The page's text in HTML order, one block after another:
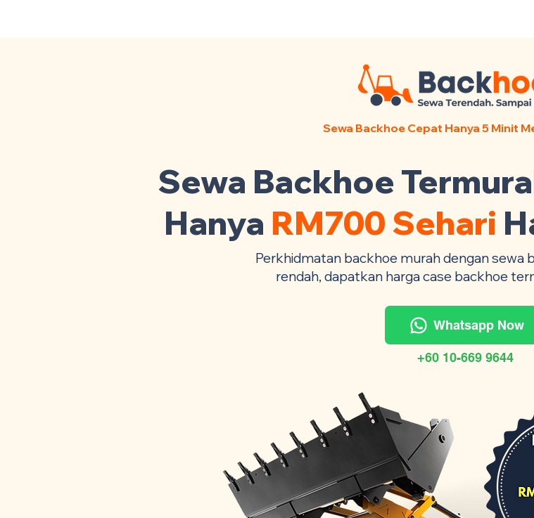
Sewa Backhoe Cepat Hanya 5 Minit
Sewa Backhoe
Hanya RM700 Sehari
Perkhidmatan backhoe murah dengan sewa
rendah, dapatkan harga case backhoe
Whatsapp Now
+60 10-669 9644